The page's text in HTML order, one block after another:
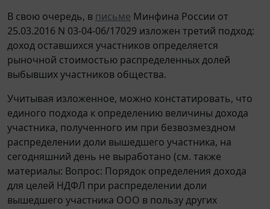
В свою очередь, в письме Минфина России от
25.03.2016 N 03-04-06/17029 изложен третий подход:
доход оставшихся участников определяется
рыночной стоимостью распределенных долей
выбывших участников общества.
Учитывая изложенное, можно констатировать, что
единого подхода к определению величины дохода
участника, полученного им при безвозмездном
распределении доли вышедшего участника, на
сегодняшний день не выработано (см. также
материалы: Вопрос: Порядок определения дохода
для целей НДФЛ при распределении доли
вышедшего участника ООО в пользу других